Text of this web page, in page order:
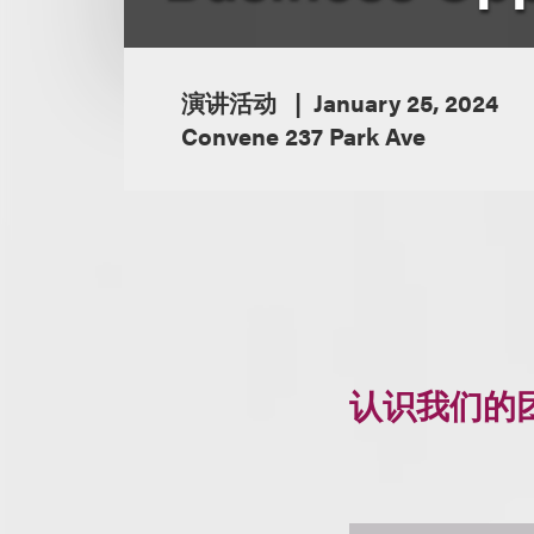
演讲活动
January 25, 2024
Convene 237 Park Ave
认识我们的